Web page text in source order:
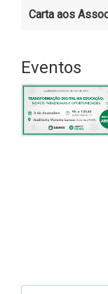
Carta aos
Eventos